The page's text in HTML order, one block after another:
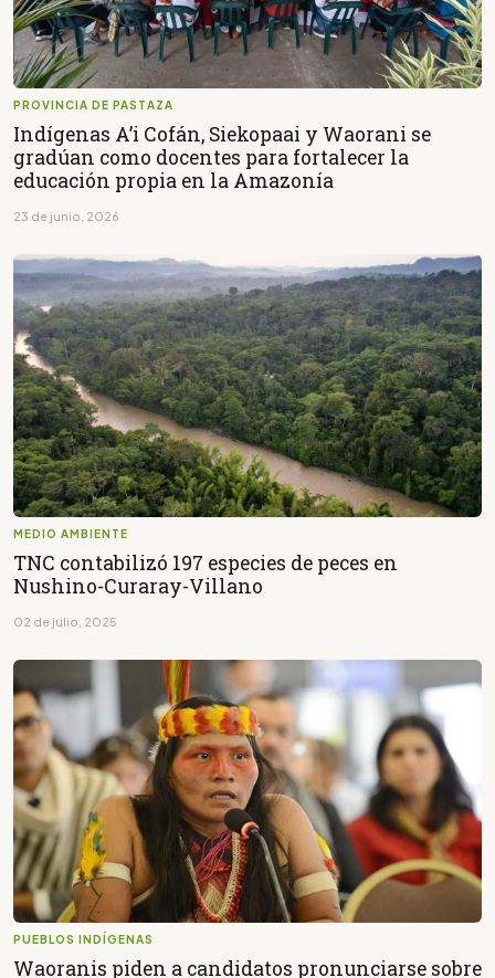
PROVINCIA DE PASTAZA
Indígenas A’i Cofán, Siekopaai y Waorani se
gradúan como docentes para fortalecer la
educación propia en la Amazonía
23 de junio, 2026
MEDIO AMBIENTE
TNC contabilizó 197 especies de peces en
Nushino-Curaray-Villano
02 de julio, 2025
PUEBLOS INDÍGENAS
Waoranis piden a candidatos pronunciarse sobre